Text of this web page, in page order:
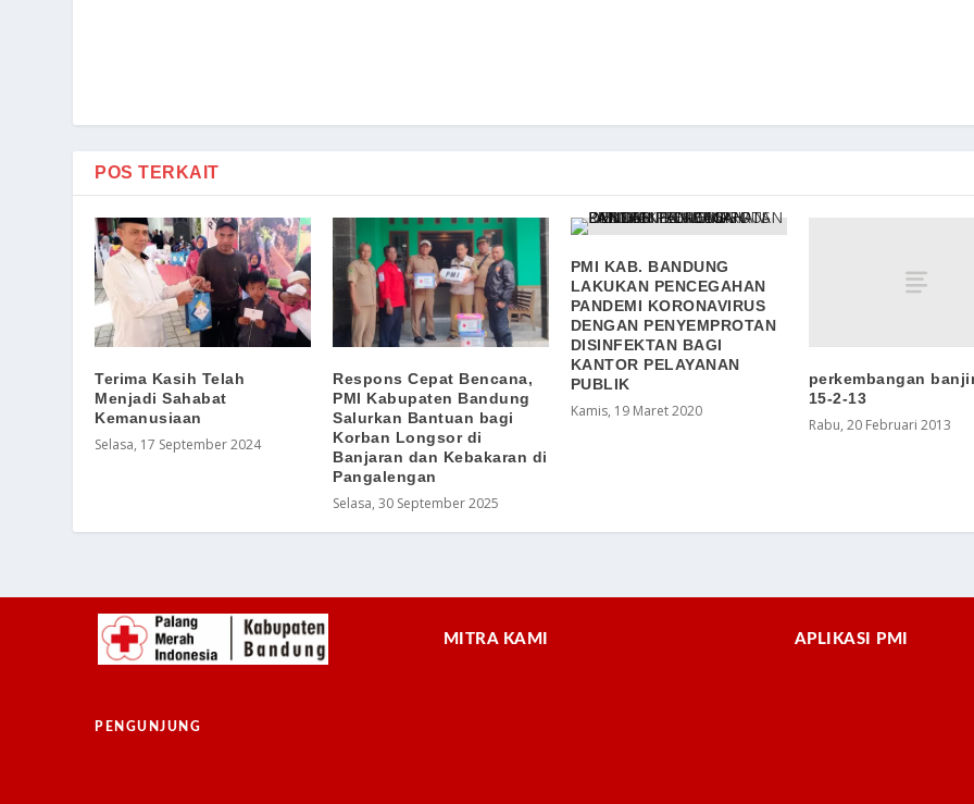
POS TERKAIT
Terima Kasih Telah
Menjadi Sahabat
Kemanusiaan
Selasa, 17 September 2024
Respons Cepat Bencana,
PMI Kabupaten Bandung
Salurkan Bantuan bagi
Korban Longsor di
Banjaran dan Kebakaran di
Pangalengan
Selasa, 30 September 2025
PMI KAB. BANDUNG
LAKUKAN PENCEGAHAN
PANDEMI KORONAVIRUS
DENGAN PENYEMPROTAN
DISINFEKTAN BAGI
KANTOR PELAYANAN
PUBLIK
Kamis, 19 Maret 2020
perkembangan
15-2-13
Rabu, 20 Februari 2013
PENGUNJUNG
MITRA KAMI APLIKASI PMI